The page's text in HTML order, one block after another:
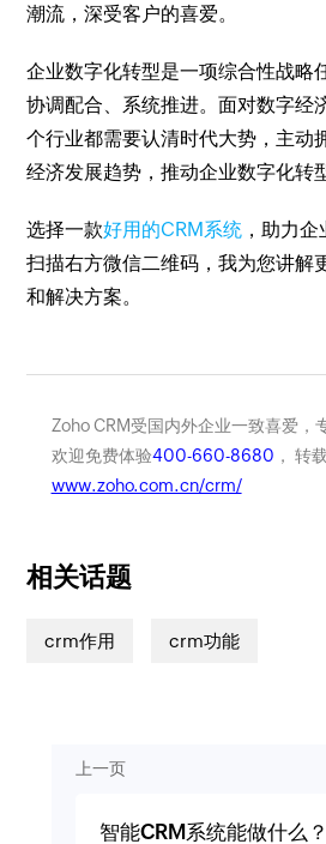
潮流，深受客户的喜爱。
企业数字化转型是一项综合性战略
协调配合、系统推进。面对数字经
个行业都需要认清时代大势，主动
经济发展趋势，推动企业数字化转
选择一款好用的CRM系统 ，助力
扫描右方微信二维码，我为您讲解
和解决方案。
Zoho CRM受国内外企业一致喜爱，
欢迎免费体验400-660-8680 ， 转
www.zoho.com.cn/crm/
相关话题
crm作用 crm功能
上一页
智能CRM系统能做什么？